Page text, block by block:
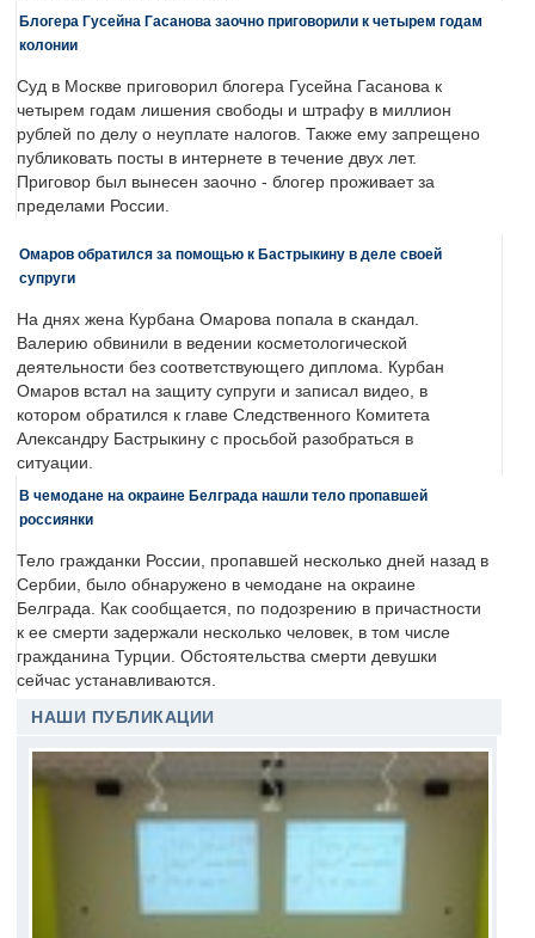
Блогера Гусейна Гасанова заочно приговорили к четырем годам
колонии
Суд в Москве приговорил блогера Гусейна Гасанова к
четырем годам лишения свободы и штрафу в миллион
рублей по делу о неуплате налогов. Также ему запрещено
публиковать посты в интернете в течение двух лет.
Приговор был вынесен заочно - блогер проживает за
пределами России.
Омаров обратился за помощью к Бастрыкину в деле своей
супруги
На днях жена Курбана Омарова попала в скандал.
Валерию обвинили в ведении косметологической
деятельности без соответствующего диплома. Курбан
Омаров встал на защиту супруги и записал видео, в
котором обратился к главе Следственного Комитета
Александру Бастрыкину с просьбой разобраться в
ситуации.
В чемодане на окраине Белграда нашли тело пропавшей
россиянки
Тело гражданки России, пропавшей несколько дней назад в
Сербии, было обнаружено в чемодане на окраине
Белграда. Как сообщается, по подозрению в причастности
к ее смерти задержали несколько человек, в том числе
гражданина Турции. Обстоятельства смерти девушки
сейчас устанавливаются.
НАШИ ПУБЛИКАЦИИ